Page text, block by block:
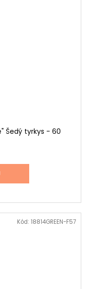
Šedý tyrkys - 60
Kód: 18814GREEN-F57